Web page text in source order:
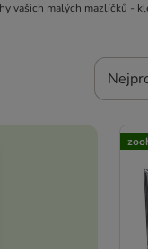
vašich malých mazlíčků -